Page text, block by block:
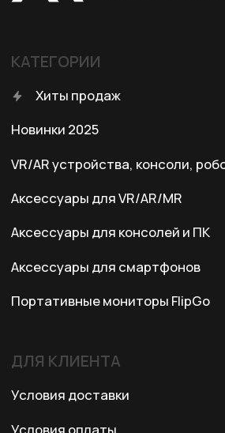
Разработка сайтаZERO.STUDIO
Заказать звонок
Казахстан, Алматы, ул. Карасай
3 этаж, 301 офис